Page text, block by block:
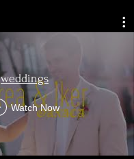
weddings
Watch Now